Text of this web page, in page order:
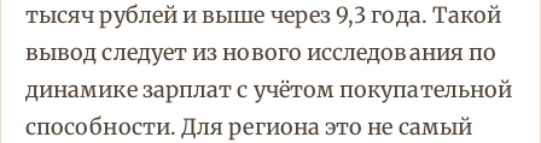
тысяч рублей и выше через 9,3 года. Такой
вывод следует из нового исследования по
динамике зарплат с учётом покупательной
способности. Для региона это не самый